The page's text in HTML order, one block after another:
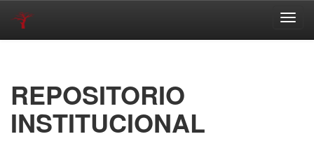
REPOSITORIO
INSTITUCIONAL